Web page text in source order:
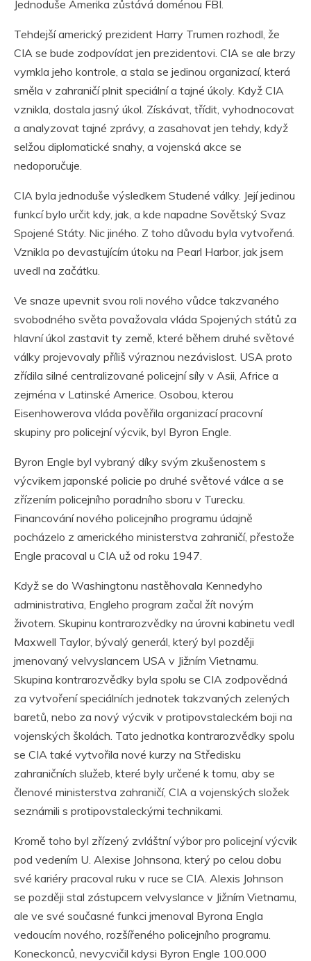
Jednoduše Amerika zůstává doménou FBI.
Tehdejší americký prezident Harry Trumen rozhodl, že
CIA se bude zodpovídat jen prezidentovi. CIA se ale brzy
vymkla jeho kontrole, a stala se jedinou organizací, která
směla v zahraničí plnit speciální a tajné úkoly. Když CIA
vznikla, dostala jasný úkol. Získávat, třídit, vyhodnocovat
a analyzovat tajné zprávy, a zasahovat jen tehdy, když
selžou diplomatické snahy, a vojenská akce se
nedoporučuje.
CIA byla jednoduše výsledkem Studené války. Její jedinou
funkcí bylo určit kdy, jak, a kde napadne Sovětský Svaz
Spojené Státy. Nic jiného. Z toho důvodu byla vytvořená.
Vznikla po devastujícím útoku na Pearl Harbor, jak jsem
uvedl na začátku.
Ve snaze upevnit svou roli nového vůdce takzvaného
svobodného světa považovala vláda Spojených států za
hlavní úkol zastavit ty země, které během druhé světové
války projevovaly příliš výraznou nezávislost. USA proto
zřídila silné centralizované policejní síly v Asii, Africe a
zejména v Latinské Americe. Osobou, kterou
Eisenhowerova vláda pověřila organizací pracovní
skupiny pro policejní výcvik, byl Byron Engle.
Byron Engle byl vybraný díky svým zkušenostem s
výcvikem japonské policie po druhé světové válce a se
zřízením policejního poradního sboru v Turecku.
Financování nového policejního programu údajně
pocházelo z amerického ministerstva zahraničí, přestože
Engle pracoval u CIA už od roku 1947.
Když se do Washingtonu nastěhovala Kennedyho
administrativa, Engleho program začal žít novým
životem. Skupinu kontrarozvědky na úrovni kabinetu vedl
Maxwell Taylor, bývalý generál, který byl později
jmenovaný velvyslancem USA v Jižním Vietnamu.
Skupina kontrarozvědky byla spolu se CIA zodpovědná
za vytvoření speciálních jednotek takzvaných zelených
baretů, nebo za nový výcvik v protipovstaleckém boji na
vojenských školách. Tato jednotka kontrarozvědky spolu
se CIA také vytvořila nové kurzy na Středisku
zahraničních služeb, které byly určené k tomu, aby se
členové ministerstva zahraničí, CIA a vojenských složek
seznámili s protipovstaleckými technikami.
Kromě toho byl zřízený zvláštní výbor pro policejní výcvik
pod vedením U. Alexise Johnsona, který po celou dobu
své kariéry pracoval ruku v ruce se CIA. Alexis Johnson
se později stal zástupcem velvyslance v Jižním Vietnamu,
ale ve své současné funkci jmenoval Byrona Engla
vedoucím nového, rozšířeného policejního programu.
Koneckonců, nevycvičil kdysi Byron Engle 100.000